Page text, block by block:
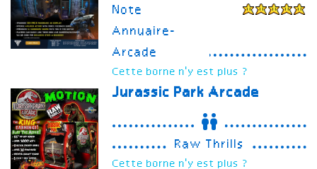
Note
Annuaire-
Arcade
Cette borne n'y est plus ?
Jurassic Park Arcade
Raw Thrills
Cette borne n'y est plus ?